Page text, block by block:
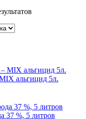
альгицид 5л.
37 %, 5 литров